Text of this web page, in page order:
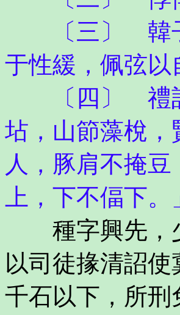
〔三〕 韓子
于性緩，佩弦以
〔四〕 禮記
坫，山節藻梲
人，豚肩不掩
上，下不偪下。
種字興先，少
以司徒掾清詔
千石以下，所